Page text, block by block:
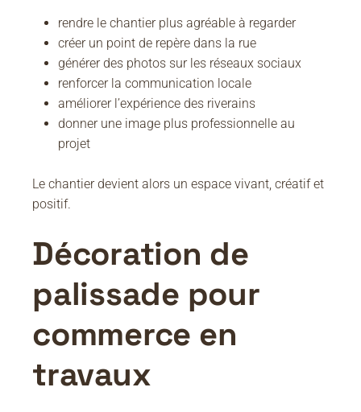
rendre le chantier plus agréable à regarder
créer un point de repère dans la rue
générer des photos sur les réseaux sociaux
renforcer la communication locale
améliorer l’expérience des riverains
donner une image plus professionnelle au
projet
Le chantier devient alors un espace vivant, créatif et
positif.
Décoration de
palissade pour
commerce en
travaux